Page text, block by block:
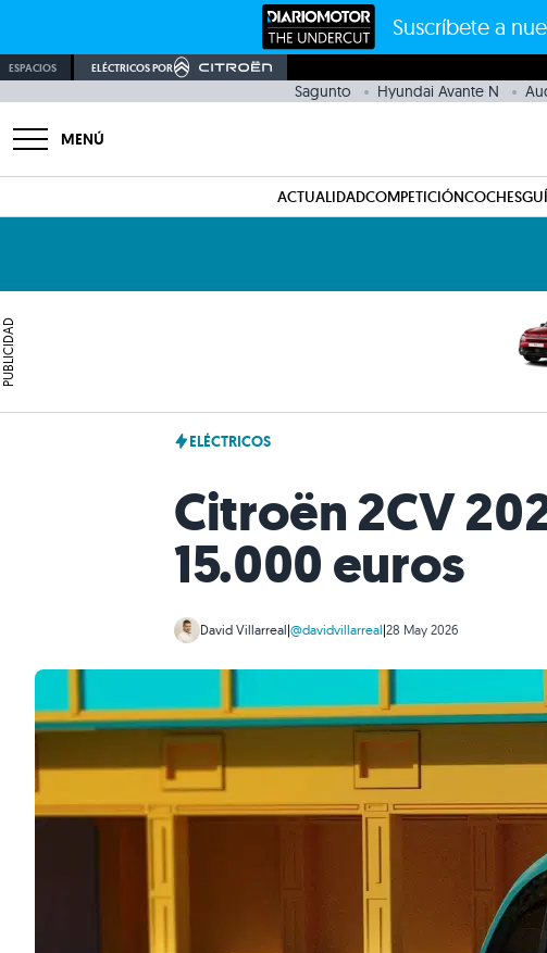
Suscríbete a
ESPACIOS ELÉCTRICOS POR
Sagunto Hyundai Avante N
MENÚ
ACTUALIDADCOMPETICIÓNCOCHES
PUBLICIDAD
ELÉCTRICOS
Citroën 2CV
15.000 euros
David Villarreal|@davidvillarreal|28 May 2026